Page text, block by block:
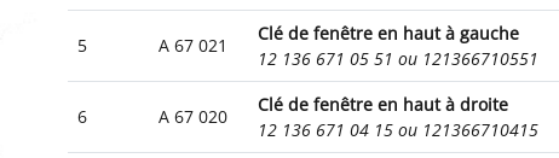
5 A 67 021
Clé de fenêtre en haut à gauche
12 136 671 05 51 ou 121366710551
6 A 67 020
Clé de fenêtre en haut à droite
12 136 671 04 15 ou 121366710415